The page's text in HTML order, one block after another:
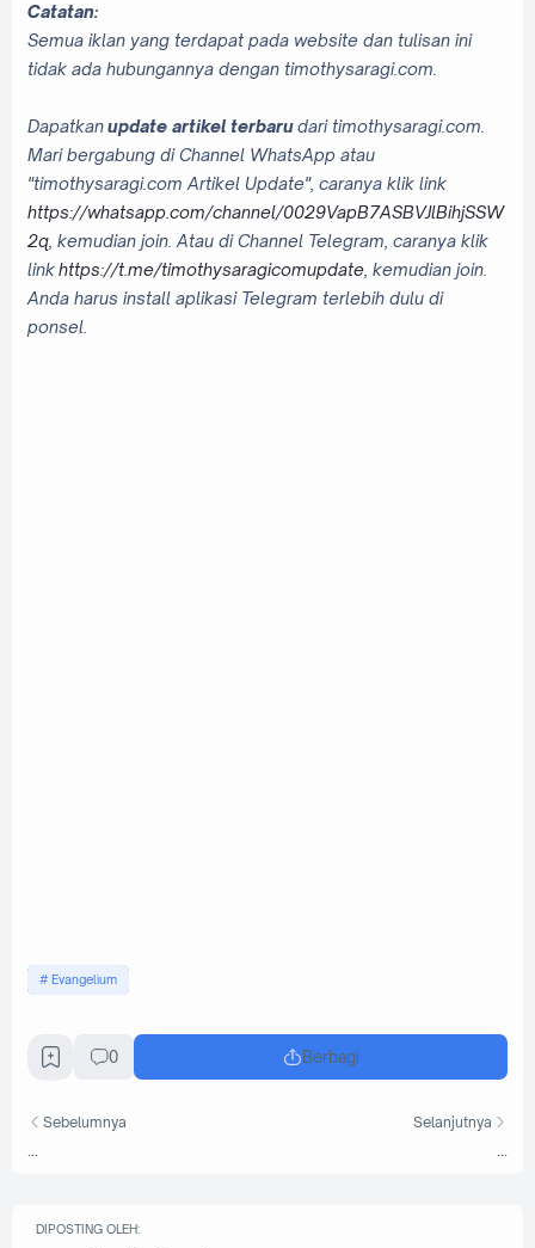
Catatan:
Semua iklan yang terdapat pada website dan tulisan ini
tidak ada hubungannya dengan timothysaragi.com.
Dapatkanupdate artikel terbarudari timothysaragi.com.
Mari bergabung di Channel WhatsApp atau
"timothysaragi.com Artikel Update", caranya klik link
https://whatsapp.com/channel/0029VapB7ASBVJlBihjSSW
2q , kemudian join. Atau di Channel Telegram, caranya klik
linkhttps://t.me/timothysaragicomupdate , kemudian join.
Anda harus install aplikasi Telegram terlebih dulu di
ponsel.
Evangelium
0 Berbagi
Sebelumnya
...
Selanjutnya
...
DIPOSTING OLEH: